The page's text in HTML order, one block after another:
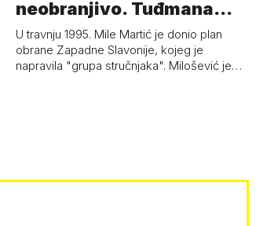
neobranjivo. Tuđmana
zvao Krivousti'
U travnju 1995. Mile Martić je donio plan
obrane Zapadne Slavonije, kojeg je
napravila "grupa stručnjaka". Milošević je…